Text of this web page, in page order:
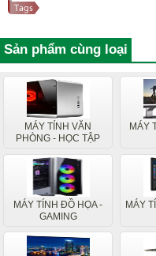
Sản phẩm cùng loại
MÁY TÍNH VĂN
PHÒNG - HỌC TẬP
MÁY
MÁY TÍNH ĐỒ HỌA -
GAMING
MÁY